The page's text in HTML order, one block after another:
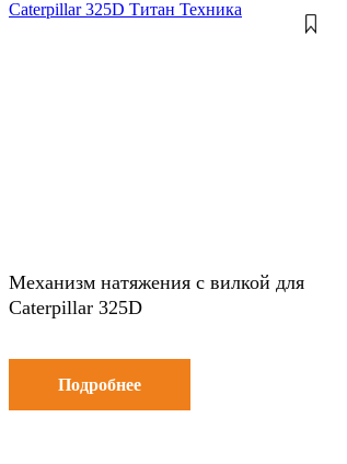
Механизм натяжения с вилкой для
Caterpillar 325D
Подробнее